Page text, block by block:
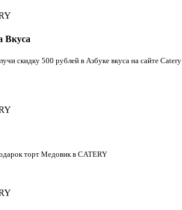
Вкуса
скидку 500 рублей в Азбуке вкуса на сайте Catery
торт Медовик в CATERY